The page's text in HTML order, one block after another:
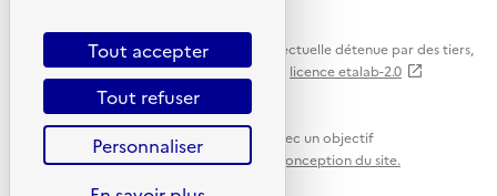
dans
nouvelle
Sauf mention explicite de propriété intellectuelle détenue par des tiers,
les contenus de ce site sont proposés sous licence etalab-2.0
Ce site internet est pensé et développé avec un objectif
d'écoconception.En savoir plus sur l'écoconception du site.
Tout accepter
Tout refuser
Personnaliser